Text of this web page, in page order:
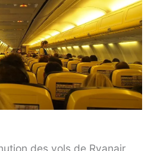
des vols de Ryanair